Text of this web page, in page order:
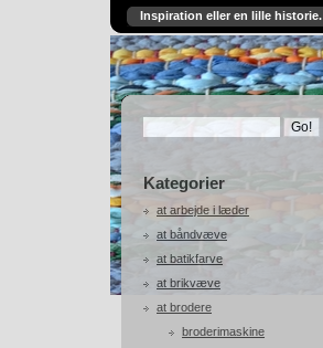
Inspiration eller en lille historie.
Kategorier
at arbejde i læder
at båndvæve
at batikfarve
at brikvæve
at brodere
broderimaskine